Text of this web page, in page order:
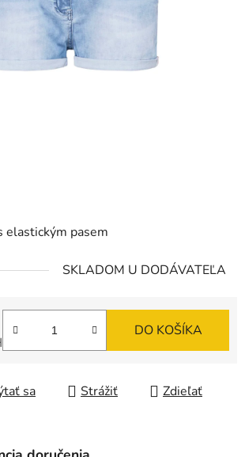
elastickým pasem
SKLADOM U DODÁVATEĽA
DO KOŠÍKA
sa Strážiť Zdieľať